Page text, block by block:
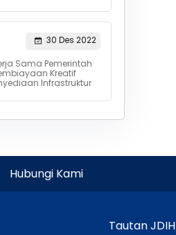
30 Des 2022
Sama Pemerintah
Kreatif
Infrastruktur
Hubungi Kami
Tautan JDIH